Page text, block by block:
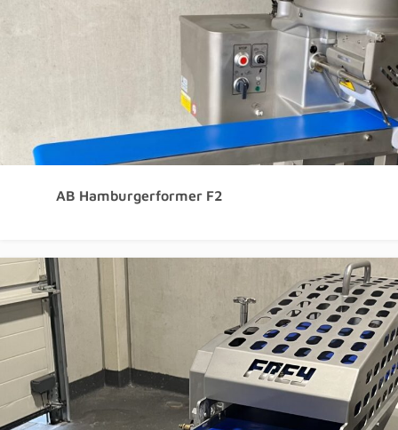
AB Hamburgerformer F2